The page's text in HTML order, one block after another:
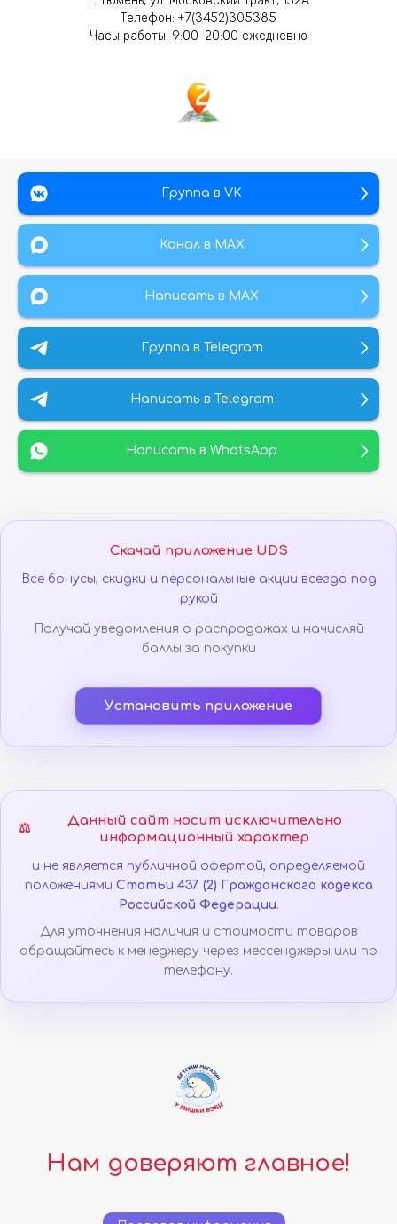
Телефон: +7(3452)305385
Часы работы: 9:00–20:00 ежедневно
Группа в VK
Канал в МАХ
Написать в MAX
Группа в Telegram
Написать в Telegram
Написать в WhatsApp
Скачай приложение UDS
Все бонусы, скидки и персональные акции всегда под
рукой
Получай уведомления о распродажах и начисляй
баллы за покупки
Установить приложение
⚖️
Данный сайт носит исключительно
информационный характер
и не является публичной офертой, определяемой
положениями Статьи 437 (2) Гражданского кодекса
Российской Федерации.
Для уточнения наличия и стоимости товаров
обращайтесь к менеджеру через мессенджеры или по
телефону.
Нам доверяют главное!